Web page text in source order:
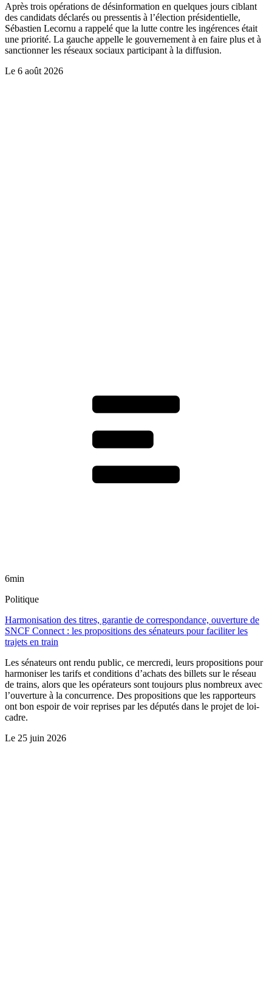
Après trois opérations de désinformation en quelques jours ciblant
des candidats déclarés ou pressentis à l’élection présidentielle,
Sébastien Lecornu a rappelé que la lutte contre les ingérences était
une priorité. La gauche appelle le gouvernement à en faire plus et à
sanctionner les réseaux sociaux participant à la diffusion.
Le 6 août 2026
6min
Politique
Harmonisation des titres, garantie de correspondance, ouverture de
SNCF Connect : les propositions des sénateurs pour faciliter les
trajets en train
Les sénateurs ont rendu public, ce mercredi, leurs propositions pour
harmoniser les tarifs et conditions d’achats des billets sur le réseau
de trains, alors que les opérateurs sont toujours plus nombreux avec
l’ouverture à la concurrence. Des propositions que les rapporteurs
ont bon espoir de voir reprises par les députés dans le projet de loi-
cadre.
Le 25 juin 2026